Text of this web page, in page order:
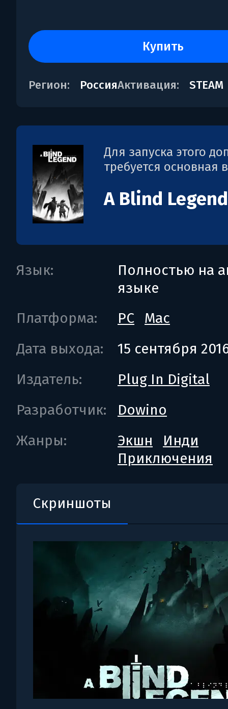
купить
Регион: РоссияАктивация: STEAM
Для запуска этого
требуется основная
A Blind Legend
Язык:
Полностью на
языке
Платформа:
PC
Mac
Дата выхода:
15 сентября
Издатель:
Plug In Digital
Разработчик:
Dowino
Жанры:
Экшн
Инди
Приключения
Скриншоты